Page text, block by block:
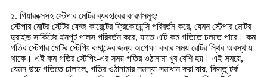
১. গিয়ারবক্সসহ স্টেপার মোটর ব্যবহারের কারণসমূহঃ
স্টেপার মোটর স্টেটর ফেজ কারেন্টের ফ্রিকোয়েন্সি পরিবর্তন করে, যেমন স্টেপার মোটর
ড্রাইভ সার্কিটের ইনপুট পালস পরিবর্তন করে, যাতে এটি কম গতিতে চলতে পারে। কম
গতির স্টেপার মোটর স্টেপিং কমান্ডের জন্য অপেক্ষা করার সময় রোটর স্থির অবস্থায়
থাকে। এই কম গতির স্টেপিং-এর সময় গতির ওঠানামা খুব বেশি হয়। এই সময়ে,
যেমন উচ্চ গতিতে চালালে, গতির ওঠানামার সমস্যা সমাধান করা যায়, কিন্তু টর্ক